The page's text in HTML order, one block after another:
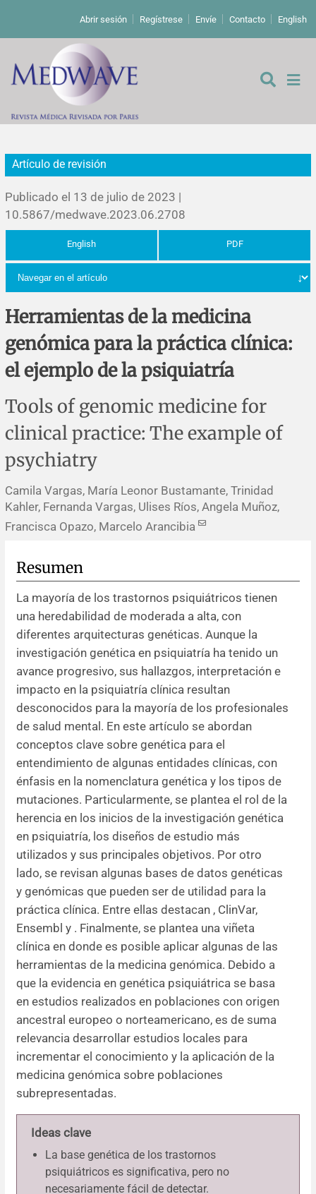
Abrir sesión Regístrese Envíe Contacto English
De los editores
Editoriales
Comentarios
Cartas a los editores
Errata y notas de reserva
Agradecimientos
Impressum
Estudios originales
Estudios cualitativos
Revisiones sistemáticas
Protocolos
Evaluaciones económicas
Análisis
Revisiones clínicas
Artículos de revisión
Notas metodológicas
Comunicaciones breves
Problemas de salud pública
Notas históricas y reseñas
Ensayos
Reporte de caso
Notas técnicas
Práctica clínica
Descripción
Política de cobros
Políticas editoriales
Instrucciones para autores
Editores
Comité editorial
Resúmenes de congresos
Noticias
Artículo de revisión
Publicado el 13 de julio de 2023 |
10.5867/medwave.2023.06.2708
English PDF
Herramientas de la medicina
genómica para la práctica clínica:
el ejemplo de la psiquiatría
Tools of genomic medicine for
clinical practice: The example of
psychiatry
Camila Vargas, María Leonor Bustamante, Trinidad
Kahler, Fernanda Vargas, Ulises Ríos, Angela Muñoz,
Francisca Opazo, Marcelo Arancibia
Resumen
La mayoría de los trastornos psiquiátricos tienen
una heredabilidad de moderada a alta, con
diferentes arquitecturas genéticas. Aunque la
investigación genética en psiquiatría ha tenido un
avance progresivo, sus hallazgos, interpretación e
impacto en la psiquiatría clínica resultan
desconocidos para la mayoría de los profesionales
de salud mental. En este artículo se abordan
conceptos clave sobre genética para el
entendimiento de algunas entidades clínicas, con
énfasis en la nomenclatura genética y los tipos de
mutaciones. Particularmente, se plantea el rol de la
herencia en los inicios de la investigación genética
en psiquiatría, los diseños de estudio más
utilizados y sus principales objetivos. Por otro
lado, se revisan algunas bases de datos genéticas
y genómicas que pueden ser de utilidad para la
práctica clínica. Entre ellas destacan , ClinVar,
Ensembl y . Finalmente, se plantea una viñeta
clínica en donde es posible aplicar algunas de las
herramientas de la medicina genómica. Debido a
que la evidencia en genética psiquiátrica se basa
en estudios realizados en poblaciones con origen
ancestral europeo o norteamericano, es de suma
relevancia desarrollar estudios locales para
incrementar el conocimiento y la aplicación de la
medicina genómica sobre poblaciones
subrepresentadas.
Ideas clave
La base genética de los trastornos
psiquiátricos es significativa, pero no
necesariamente fácil de detectar.